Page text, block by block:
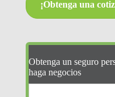
¡Obtenga una
Obtenga un seguro
haga negocios